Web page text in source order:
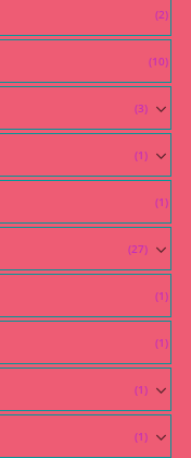
(2)
(10)
(3)
(1)
(1)
(27)
(1)
(1)
(1)
(1)